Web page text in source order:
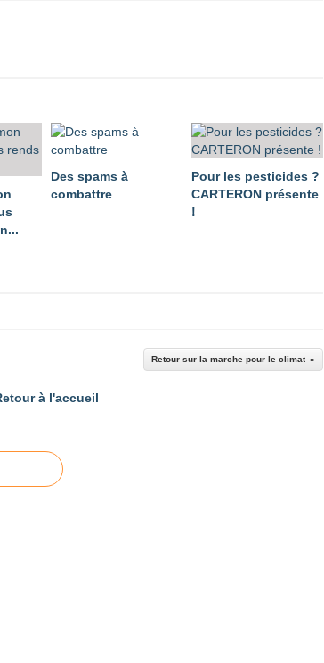
Des spams à
combattre
Pour les pesticides ?
CARTERON présente
!
Retour sur la marche pour le climat
à l'accueil